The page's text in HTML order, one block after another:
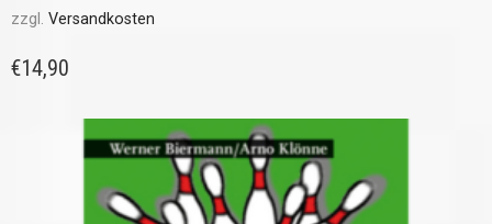
zzgl. Versandkosten
€14,90